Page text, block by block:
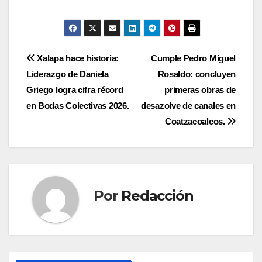
Navegación
de
entradas
Cumple Pedro Miguel
Rosaldo: concluyen
primeras obras de
desazolve de canales en
Coatzacoalcos.
Xalapa hace historia:
Liderazgo de Daniela
Griego logra cifra récord
en Bodas Colectivas 2026.
Por Redacción